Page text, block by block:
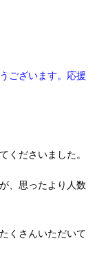
ございます。応援
くださいました。
、思ったより人数
くさんいただいて